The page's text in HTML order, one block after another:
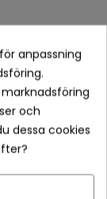
frakt
anpassning
och
dessa cookies